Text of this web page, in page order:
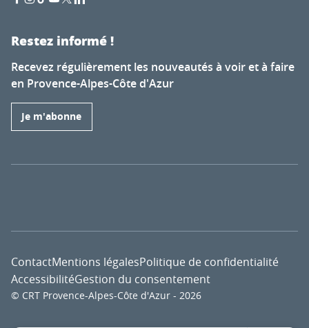
Restez informé !
Recevez régulièrement les nouveautés à voir et à faire
en Provence-Alpes-Côte d'Azur
Je m'abonne
© CRT Provence-Alpes-Côte d'Azur - 2026
ContactMentions légalesPolitique de confidentialité
AccessibilitéGestion du consentement